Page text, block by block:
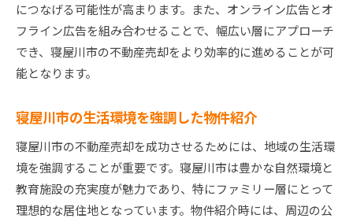
につなげる可能性が高まります。また、オンライン広告とオ
フライン広告を組み合わせることで、幅広い層にアプローチ
でき、寝屋川市の不動産売却をより効率的に進めることが可
能となります。
寝屋川市の生活環境を強調した物件紹介
寝屋川市の不動産売却を成功させるためには、地域の生活環
境を強調することが重要です。寝屋川市は豊かな自然環境と
教育施設の充実度が魅力であり、特にファミリー層にとって
理想的な居住地となっています。物件紹介時には、周辺の公